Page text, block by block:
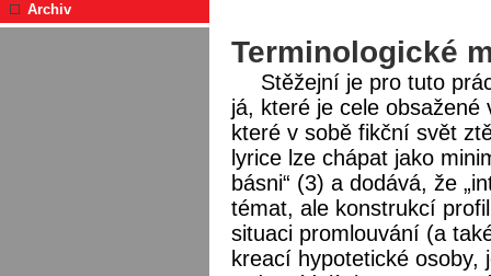
Archiv
Terminologické
Stěžejní je pro tuto
já, které je cele
které v sobě fikční svět
lyrice lze chápat jako
básni“ (3) a dodává, že
témat, ale konstrukcí
situaci promlouvání (a
kreací hypotetické osoby,